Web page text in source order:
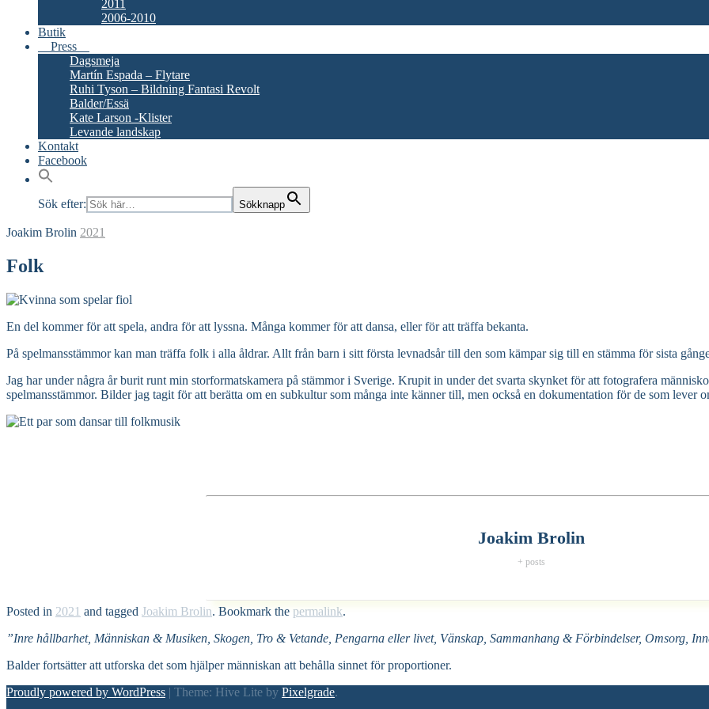
2011
2006-2010
Butik
Press
Dagsmeja
Martín Espada – Flytare
Ruhi Tyson – Bildning Fantasi Revolt
Balder/Essä
Kate Larson -Klister
Levande landskap
Kontakt
Facebook
Sök efter: Sökknapp
Joakim Brolin 2021
Folk
En del kommer för att spela, andra för att lyssna. Många kommer för att dansa, eller för att träffa bekanta.
På spelmansstämmor kan man träffa folk i alla åldrar. Allt från barn i sitt första levnadsår till den som kämpar sig till en stämma för sista
Jag har under några år burit runt min storformatskamera på stämmor i Sverige. Krupit in under det svarta skynket för att fotografera
spelmansstämmor. Bilder jag tagit för att berätta om en subkultur som många inte känner till, men också en dokumentation för de som lever
Joakim Brolin
+ posts
Posted in 2021 and tagged Joakim Brolin. Bookmark the permalink.
”Inre hållbarhet, Människan & Musiken, Skogen, Tro & Vetande, Pengarna eller livet, Vänskap, Sammanhang & Förbindelser, Omsorg,
Balder fortsätter att utforska det som hjälper människan att behålla sinnet för proportioner.
Proudly powered by WordPress | Theme: Hive Lite by Pixelgrade.